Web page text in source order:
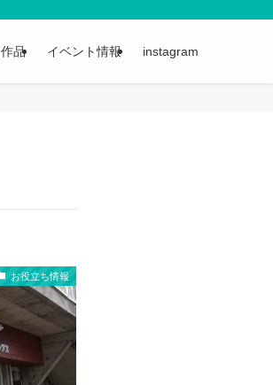
作品 イベント情報 instagram
お役立ち情報